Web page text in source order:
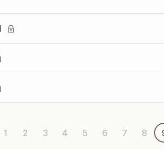
1 2 3 4 5 6 7 8